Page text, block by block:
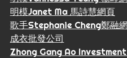
明模Janet Ma 馬詩慧網頁
歌手Stephanie Cheng鄭融
成衣批發公司
Zhong Gang Ao